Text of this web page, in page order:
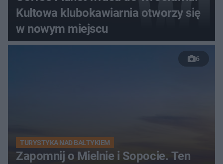
Kultowa klubokawiarnia otworzy się
w nowym miejscu
6
TURYSTYKA NAD BAŁTYKIEM
Zapomnij o Mielnie i Sopocie. Ten